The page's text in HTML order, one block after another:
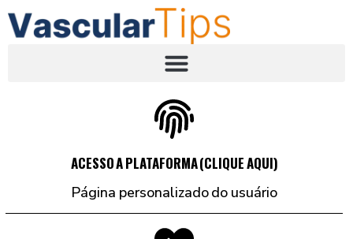
ACESSO A PLATAFORMA (CLIQUE AQUI)
Página personalizado do usuário